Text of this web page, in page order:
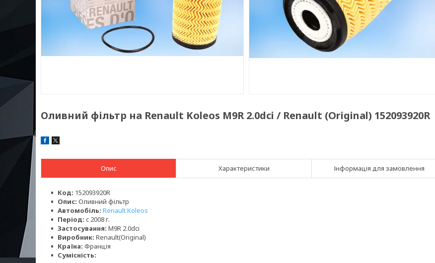
Оливний фільтр на Renault Koleos M9R 2.0dci / Renault (Original) 152093920R
Опис Характеристики Інформація для замовлення
Код: 152093920R
Опис: Оливний фільтр
Автомобіль: Renault Koleos
Період: c 2008 г.
Застосування: M9R 2.0dci
Виробник: Renault(Original)
Країна: Франція
Сумісність: